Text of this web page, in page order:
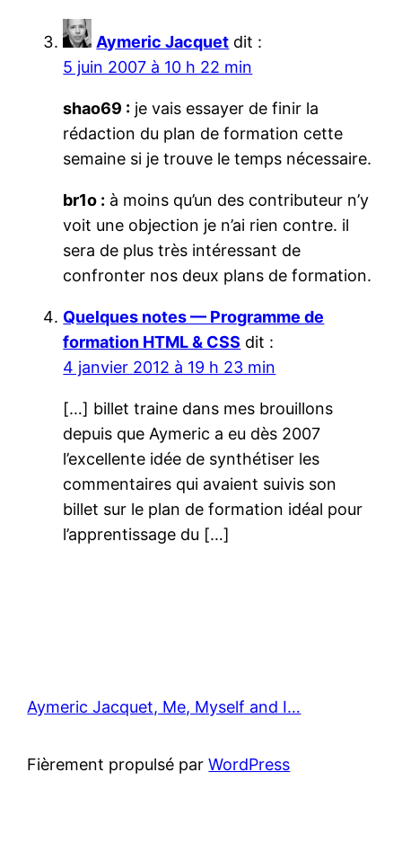
Aymeric Jacquet dit :
5 juin 2007 à 10 h 22 min
shao69 : je vais essayer de finir la
rédaction du plan de formation cette
semaine si je trouve le temps nécessaire.
br1o : à moins qu’un des contributeur n’y
voit une objection je n’ai rien contre. il
sera de plus très intéressant de
confronter nos deux plans de formation.
Quelques notes — Programme de
formation HTML & CSS dit :
4 janvier 2012 à 19 h 23 min
[…] billet traine dans mes brouillons
depuis que Aymeric a eu dès 2007
l’excellente idée de synthétiser les
commentaires qui avaient suivis son
billet sur le plan de formation idéal pour
l’apprentissage du […]
Aymeric Jacquet, Me, Myself and I…
Fièrement propulsé parWordPress